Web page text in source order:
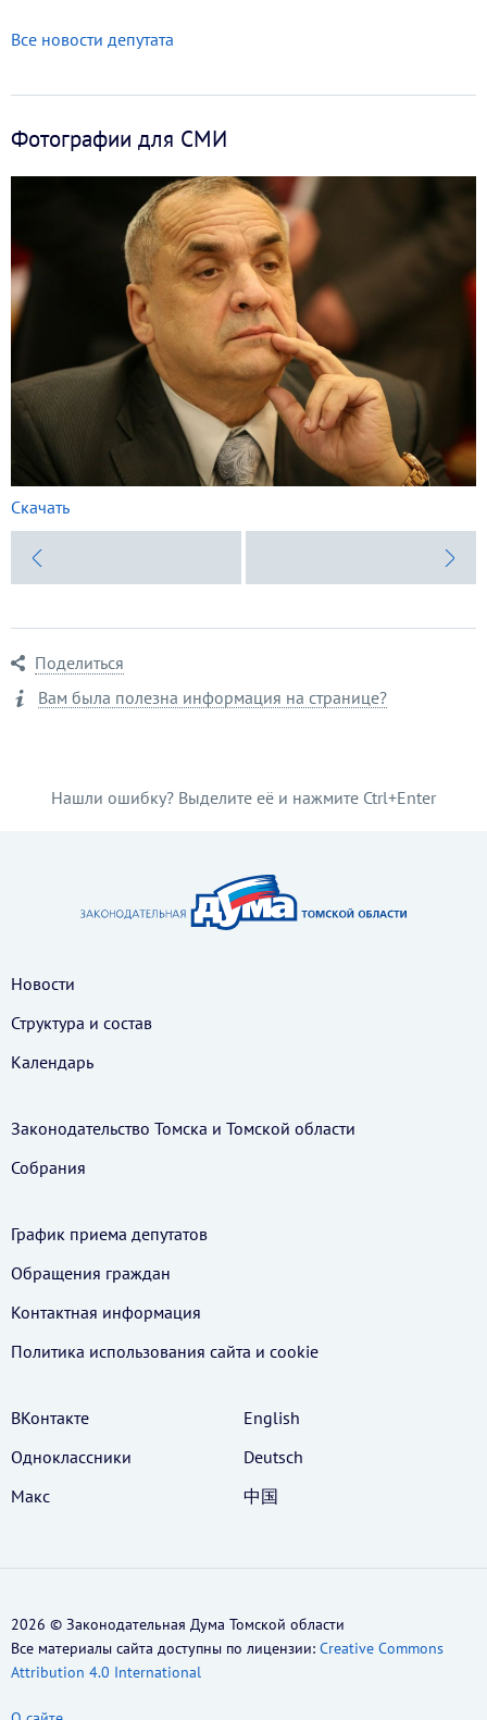
Все новости депутата
Фотографии для СМИ
Скачать
Поделиться
Вам была полезна информация на странице?
Нашли ошибку? Выделите её и нажмите Ctrl+Enter
Новости
Структура и состав
Календарь
Законодательство Томска и Томской области
Собрания
График приема депутатов
Обращения граждан
Контактная информация
Политика использования cайта и cookie
ВКонтакте
Одноклассники
Макс
English
Deutsch
中国
2026 © Законодательная Дума Томской области
Все материалы сайта доступны по лицензии: Creative Commons
Attribution 4.0 International